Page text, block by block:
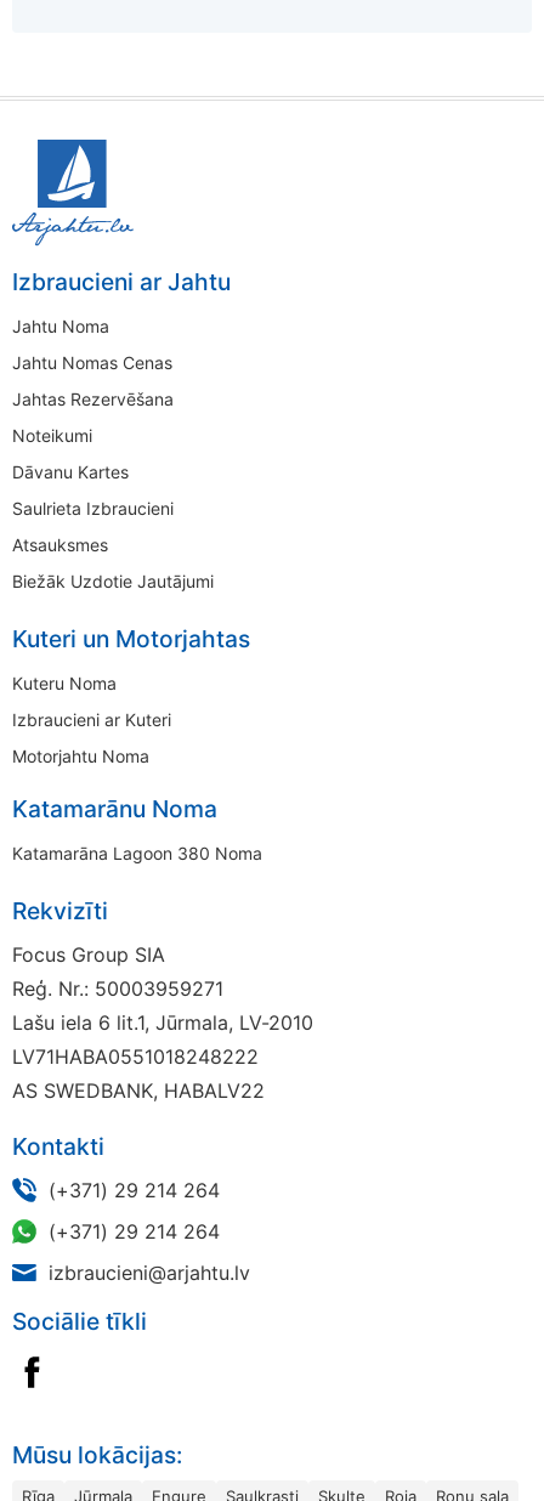
Izbraucieni ar Jahtu
Jahtu Noma
Jahtu Nomas Cenas
Jahtas Rezervēšana
Noteikumi
Dāvanu Kartes
Saulrieta Izbraucieni
Atsauksmes
Biežāk Uzdotie Jautājumi
Kuteri un Motorjahtas
Kuteru Noma
Izbraucieni ar Kuteri
Motorjahtu Noma
Katamarānu Noma
Katamarāna Lagoon 380 Noma
Rekvizīti
Focus Group SIA
Reģ. Nr.: 50003959271
Lašu iela 6 lit.1, Jūrmala, LV-2010
LV71HABA0551018248222
AS SWEDBANK, HABALV22
Kontakti
(+371) 29 214 264
(+371) 29 214 264
izbraucieni@arjahtu.lv
Sociālie tīkli
Mūsu lokācijas:
Rīga Jūrmala Engure Saulkrasti Skulte Roja Roņu sala